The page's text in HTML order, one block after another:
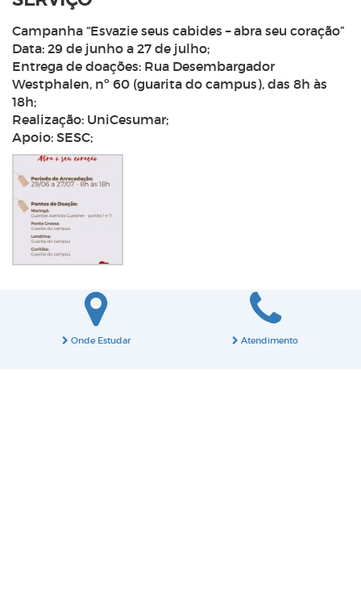
Campanha “Esvazie seus cabides – abra seu coração”
Data: 29 de junho a 27 de julho;
Entrega de doações: Rua Desembargador
Westphalen, nº 60 (guarita do campus), das 8h às
18h;
Realização: UniCesumar;
Apoio: SESC;
Onde Estudar Atendimento